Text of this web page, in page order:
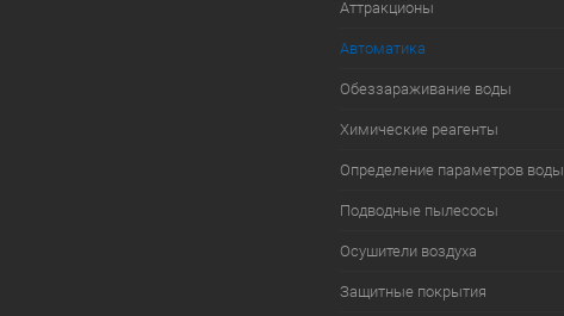
Аттракционы
Автоматика
Обеззараживание воды
Химические реагенты
Определение параметров воды
Подводные пылесосы
Осушители воздуха
Защитные покрытия